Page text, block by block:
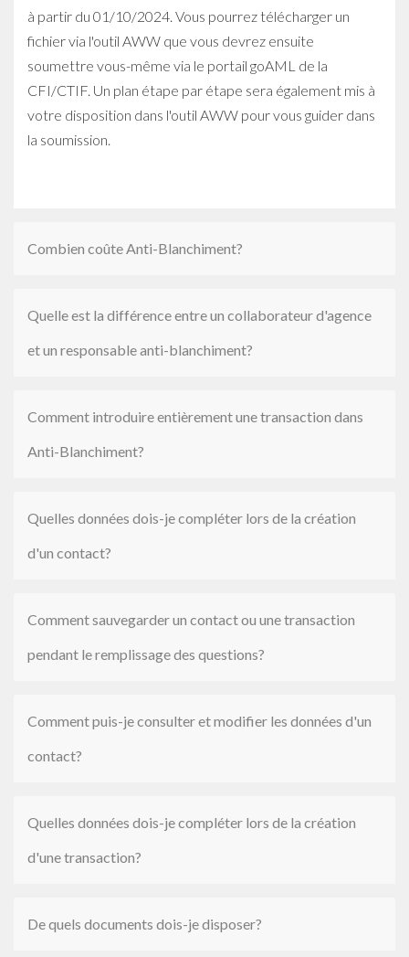
à partir du 01/10/2024. Vous pourrez télécharger un
fichier via l'outil AWW que vous devrez ensuite
soumettre vous-même via le portail goAML de la
CFI/CTIF. Un plan étape par étape sera également mis à
votre disposition dans l'outil AWW pour vous guider dans
la soumission.
Combien coûte Anti-Blanchiment?
Quelle est la différence entre un collaborateur d'agence
et un responsable anti-blanchiment?
Comment introduire entièrement une transaction dans
Anti-Blanchiment?
Quelles données dois-je compléter lors de la création
d'un contact?
Comment sauvegarder un contact ou une transaction
pendant le remplissage des questions?
Comment puis-je consulter et modifier les données d'un
contact?
Quelles données dois-je compléter lors de la création
d'une transaction?
De quels documents dois-je disposer?